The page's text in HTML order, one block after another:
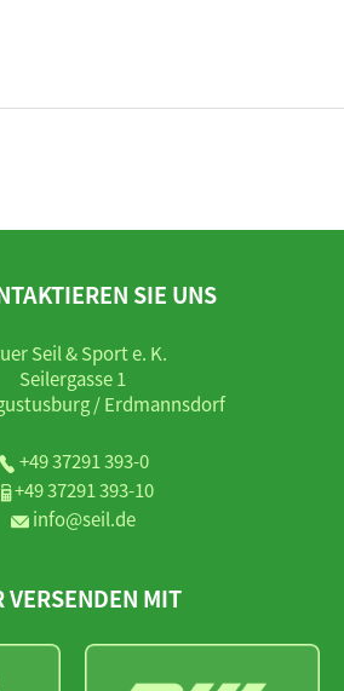
SIE UNS
Seil & Sport e. K.
Seilergasse 1
/ Erdmannsdorf
+49 37291 393-0
+49 37291 393-10
info@seil.de
VERSENDEN MIT